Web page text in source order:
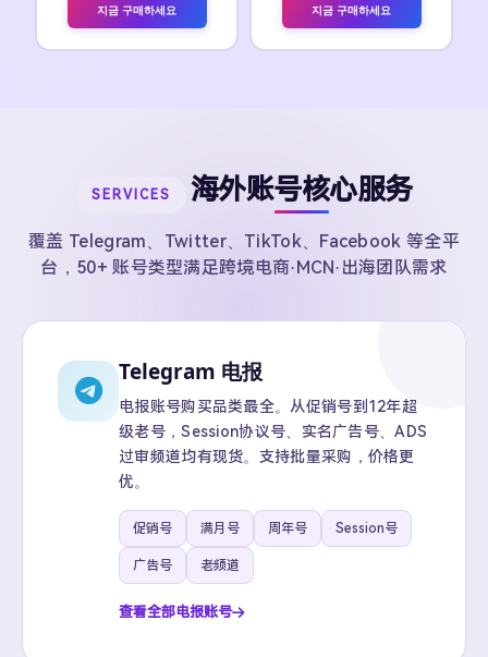
지금 구매하세요 지금 구매하세요
SERVICES 海外账号核心服务
覆盖 Telegram、Twitter、TikTok、Facebook 等全平
台，50+ 账号类型满足跨境电商·MCN·出海团队需求
Telegram 电报
电报账号购买品类最全。从促销号到12年超
级老号，Session协议号、实名广告号、ADS
过审频道均有现货。支持批量采购，价格更
优。
促销号 满月号 周年号 Session号
广告号 老频道
查看全部电报账号